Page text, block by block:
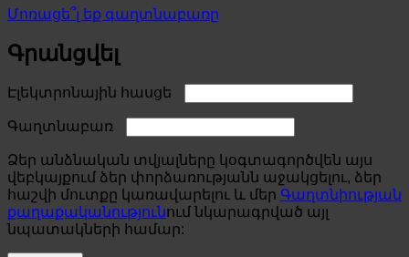
Մոռացե՞լ եք գաղտնաբառը
Գրանցվել
Էլեկտրոնային հասցե
Գաղտնաբառ
Ձեր անձնական տվյալները կօգտագործվեն այս
վեբկայքում ձեր փորձառությանն աջակցելու, ձեր
հաշվի մուտքը կառավարելու և մեր Գաղտնիության
քաղաքականությունում նկարագրված այլ
նպատակների համար: